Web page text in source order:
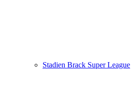
Stadien Brack Super League